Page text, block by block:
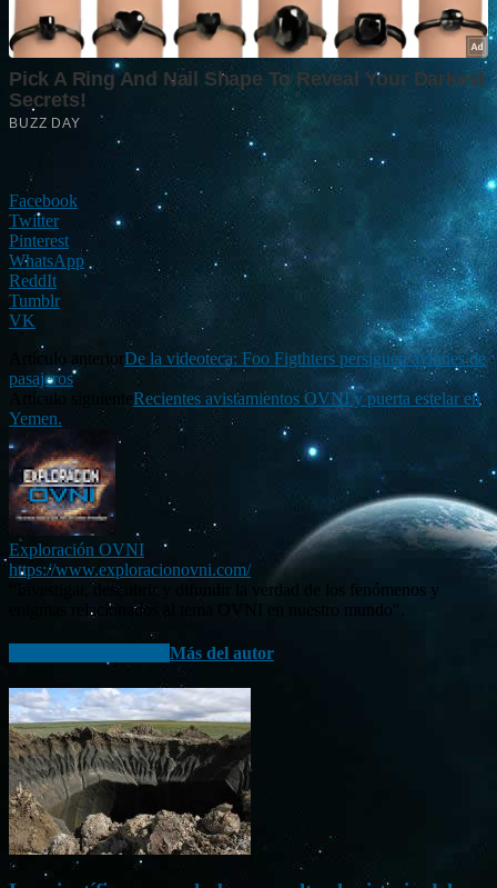
Facebook
Twitter
Pinterest
WhatsApp
ReddIt
Tumblr
VK
Artículo anteriorDe la videoteca: Foo Figthters persiguen aviones de
pasajeros
Artículo siguiente Recientes avistamientos OVNI y puerta estelar en
Yemen.
Exploración OVNI
https://www.exploracionovni.com/
“Investigar, descubrir y difundir la verdad de los fenómenos y
enigmas relacionados al tema OVNI en nuestro mundo".
Más del autor